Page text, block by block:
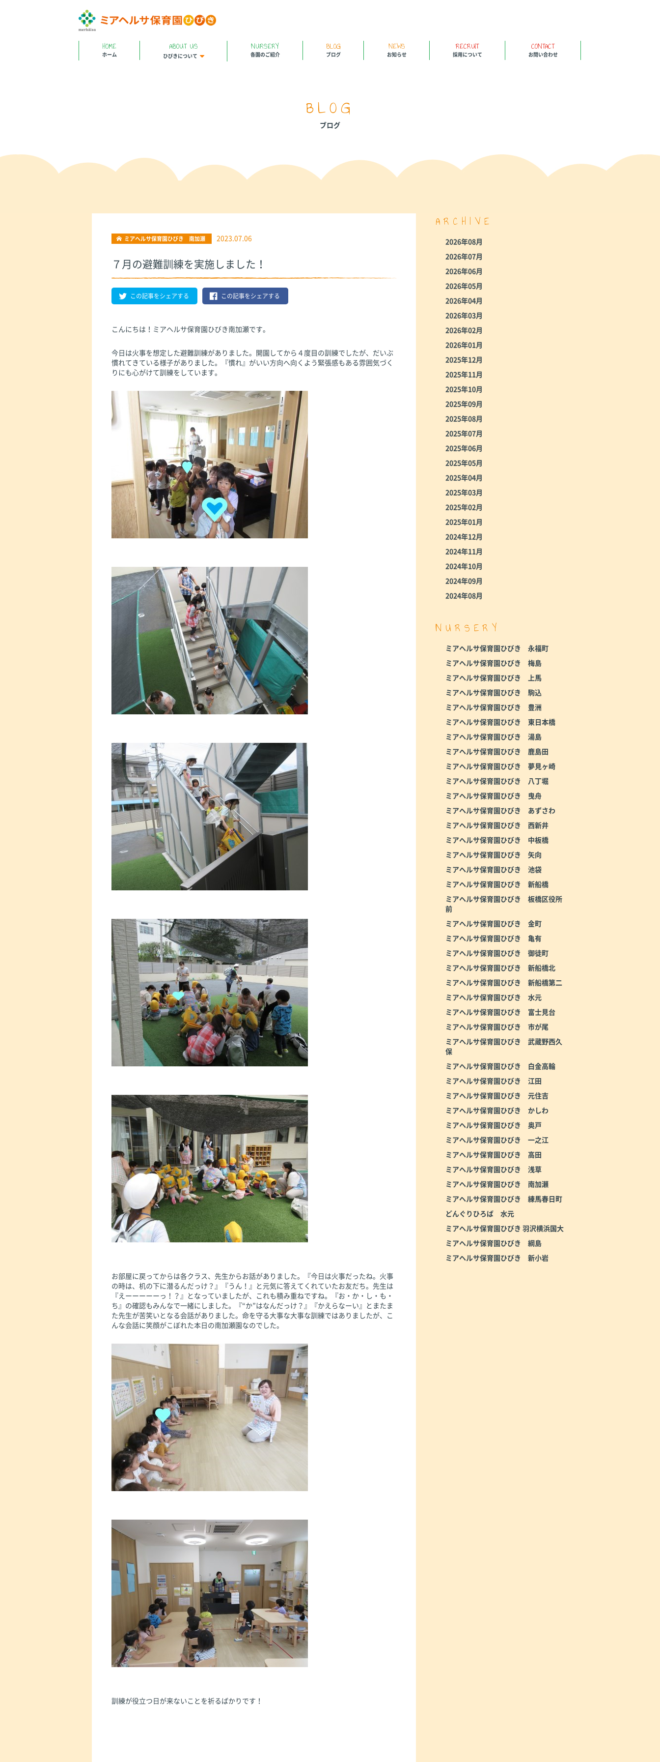
HOME
ホーム
ABOUT US
ひびきについて
NURSERY
各園のご紹介
BLOG
ブログ
NEWS
お知らせ
RECRUIT
採用について
CONTACT
お問い合わせ
BLOG
ブログ
ミアヘルサ保育園ひびき 南加瀬 2023.07.06
７月の避難訓練を実施しました！
この記事をシェアする この記事をシェアする
こんにちは！ミアヘルサ保育園ひびき南加瀬です。
今日は火事を想定した避難訓練がありました。開園してから４度目の訓練でしたが、だいぶ
慣れてきている様子がありました。『慣れ』がいい方向へ向くよう緊張感もある雰囲気づく
りにも心がけて訓練をしています。
お部屋に戻ってからは各クラス、先生からお話がありました。『今日は火事だったね。火事
の時は、机の下に潜るんだっけ？』『うん！』と元気に答えてくれていたお友だち。先生は
『えーーーーーっ！？』となっていましたが、これも積み重ねですね。『お・か・し・も・
ち』の確認もみんなで一緒にしました。『“か”はなんだっけ？』『かえらなーい』とまたま
た先生が苦笑いとなる会話がありました。命を守る大事な大事な訓練ではありましたが、こ
んな会話に笑顔がこぼれた本日の南加瀬園なのでした。
訓練が役立つ日が来ないことを祈るばかりです！
ARCHIVE
2026年08月
2026年07月
2026年06月
2026年05月
2026年04月
2026年03月
2026年02月
2026年01月
2025年12月
2025年11月
2025年10月
2025年09月
2025年08月
2025年07月
2025年06月
2025年05月
2025年04月
2025年03月
2025年02月
2025年01月
2024年12月
2024年11月
2024年10月
2024年09月
2024年08月
NURSERY
ミアヘルサ保育園ひびき 永福町
ミアヘルサ保育園ひびき 梅島
ミアヘルサ保育園ひびき 上馬
ミアヘルサ保育園ひびき 駒込
ミアヘルサ保育園ひびき 豊洲
ミアヘルサ保育園ひびき 東日本橋
ミアヘルサ保育園ひびき 湯島
ミアヘルサ保育園ひびき 鹿島田
ミアヘルサ保育園ひびき 夢見ヶ崎
ミアヘルサ保育園ひびき 八丁堀
ミアヘルサ保育園ひびき 曳舟
ミアヘルサ保育園ひびき あずさわ
ミアヘルサ保育園ひびき 西新井
ミアヘルサ保育園ひびき 中板橋
ミアヘルサ保育園ひびき 矢向
ミアヘルサ保育園ひびき 池袋
ミアヘルサ保育園ひびき 新船橋
ミアヘルサ保育園ひびき 板橋区役所
前
ミアヘルサ保育園ひびき 金町
ミアヘルサ保育園ひびき 亀有
ミアヘルサ保育園ひびき 御徒町
ミアヘルサ保育園ひびき 新船橋北
ミアヘルサ保育園ひびき 新船橋第二
ミアヘルサ保育園ひびき 水元
ミアヘルサ保育園ひびき 富士見台
ミアヘルサ保育園ひびき 市が尾
ミアヘルサ保育園ひびき 武蔵野西久
保
ミアヘルサ保育園ひびき 白金高輪
ミアヘルサ保育園ひびき 江田
ミアヘルサ保育園ひびき 元住吉
ミアヘルサ保育園ひびき かしわ
ミアヘルサ保育園ひびき 奥戸
ミアヘルサ保育園ひびき 一之江
ミアヘルサ保育園ひびき 高田
ミアヘルサ保育園ひびき 浅草
ミアヘルサ保育園ひびき 南加瀬
ミアヘルサ保育園ひびき 練馬春日町
どんぐりひろば 水元
ミアヘルサ保育園ひびき 羽沢横浜国大
ミアヘルサ保育園ひびき 綱島
ミアヘルサ保育園ひびき 新小岩